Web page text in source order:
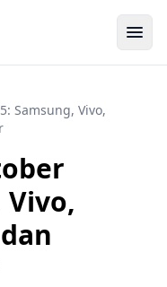
Samsung, Vivo,
Vivo,